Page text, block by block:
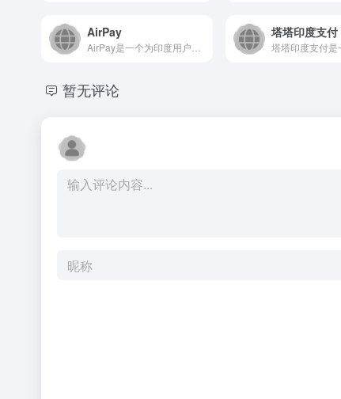
AirPay 塔塔印度支付
暂无评论